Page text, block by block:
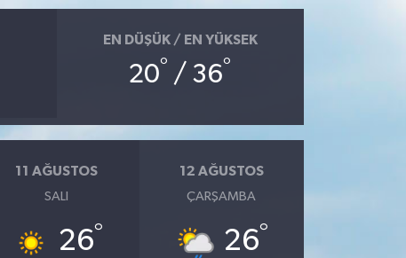
EN DÜŞÜK / EN YÜKSEK
20° / 36°
11 AĞUSTOS
SALI
26°
12 AĞUSTOS
ÇARŞAMBA
26°